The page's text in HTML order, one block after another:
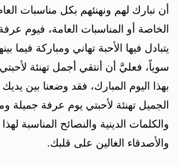
أن نبارك لهم ونهنئهم بكل مناسبات
الخاصة أو المناسبات العامة، فيوم
يتبادل فيها الأحبة تهاني ومباركة فيما
سوياً، فعليَّ أن أنتقي أجمل تهنئة
بهذا اليوم المبارك، فقد وضعنا بين
الجميل تهنئة لأحبتي يوم عرفة جميلة
والكلمات الدينية والنصائح المناسبة لهذا
والأصدقاء الغالين على قلبك.